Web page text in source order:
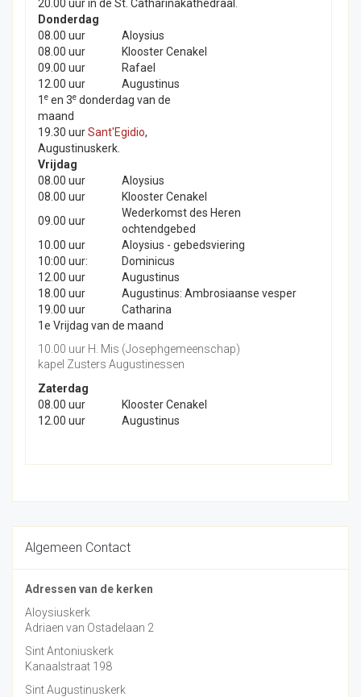
20.00 uur in de St. Catharinakathedraal.
Donderdag
08.00 uur
Aloysius
08.00 uur
Klooster Cenakel
09.00 uur
Rafael
12.00 uur
Augustinus
1 e en 3e donderdag van de
maand
19.30 uurSant'Egidio,
Augustinuskerk.
Vrijdag
08.00 uur
Aloysius
08.00 uur
Klooster Cenakel
09.00 uur
Wederkomst des Heren
ochtendgebed
10.00 uur
Aloysius - gebedsviering
10:00 uur:
Dominicus
12.00 uur
Augustinus
18.00 uur
Augustinus: Ambrosiaanse vesper
19.00 uur
Catharina
1e Vrijdag van de maand
10.00 uur H. Mis (Josephgemeenschap)
kapel Zusters Augustinessen
Zaterdag
08.00 uur
Klooster Cenakel
12.00 uur
Augustinus
Algemeen Contact
Adressen van de kerken
Aloysiuskerk
Adriaen van Ostadelaan 2
Sint Antoniuskerk
Kanaalstraat 198
Sint Augustinuskerk